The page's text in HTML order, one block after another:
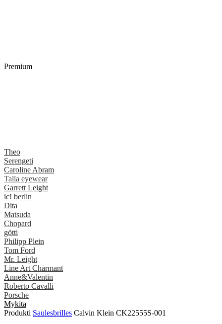
Premium
Theo
Serengeti
Caroline Abram
Talla eyewear
Garrett Leight
ic! berlin
Dita
Matsuda
Chopard
götti
Philipp Plein
Tom Ford
Mr. Leight
Line Art Charmant
Anne&Valentin
Roberto Cavalli
Porsche
Mykita
Produkti Saulesbrilles Calvin Klein CK22555S-001